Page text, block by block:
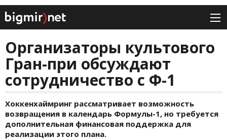
Организаторы культового
Гран-при обсуждают
сотрудничество с Ф-1
Хоккенхаймринг рассматривает возможность
возвращения в календарь Формулы-1, но требуется
дополнительная финансовая поддержка для
реализации этого плана.